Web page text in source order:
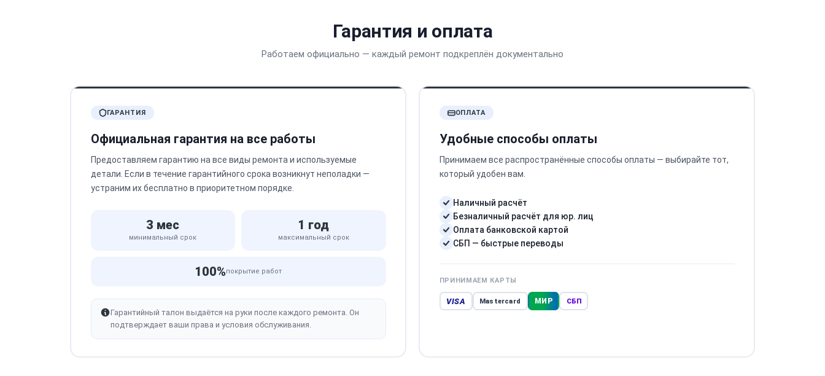
Гарантия и оплата
Работаем официально — каждый ремонт подкреплён документально
ГАРАНТИЯ
Официальная гарантия на все работы
Предоставляем гарантию на все виды ремонта и используемые
детали. Если в течение гарантийного срока возникнут неполадки —
устраним их бесплатно в приоритетном порядке.
3 мес
минимальный срок
1 год
максимальный срок
100%покрытие работ
Гарантийный талон выдаётся на руки после каждого ремонта. Он
подтверждает ваши права и условия обслуживания.
ОПЛАТА
Удобные способы оплаты
Принимаем все распространённые способы оплаты — выбирайте тот,
который удобен вам.
Наличный расчёт
Безналичный расчёт для юр. лиц
Оплата банковской картой
СБП — быстрые переводы
ПРИНИМАЕМ КАРТЫ
VISA Mastercard МИР СБП